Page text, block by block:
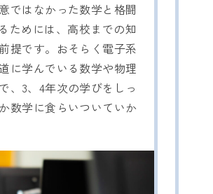
ではなかった数学と格闘
めには、高校までの知
提です。おそらく電子系
に学んでいる数学や物理
、3、4年次の学びをしっ
数学に食らいついていか